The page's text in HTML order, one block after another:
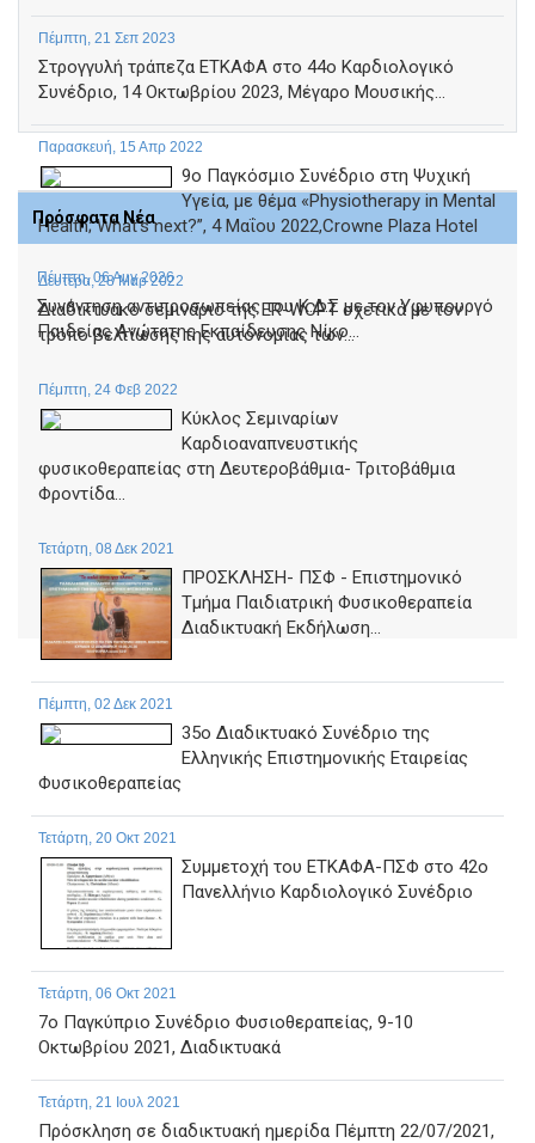
Πέμπτη, 21 Σεπ 2023
Στρογγυλή τράπεζα ΕΤΚΑΦΑ στο 44ο Καρδιολογικό
Συνέδριο, 14 Οκτωβρίου 2023, Μέγαρο Μουσικής...
Παρασκευή, 15 Απρ 2022
9ο Παγκόσμιο Συνέδριο στη Ψυχική
Υγεία, με θέμα «Physiotherapy in Mental
Health; What’s next?”, 4 Μαΐου 2022,Crowne Plaza Hotel
Δευτέρα, 28 Μαρ 2022
Διαδικτυακό σεμινάριο της ER-WCPT σχετικά με τον
τρόπο βελτίωσης της αυτονομίας των...
Πέμπτη, 24 Φεβ 2022
Κύκλος Σεμιναρίων
Καρδιοαναπνευστικής
φυσικοθεραπείας στη Δευτεροβάθμια- Τριτοβάθμια
Φροντίδα...
Τετάρτη, 08 Δεκ 2021
ΠΡΟΣΚΛΗΣΗ- ΠΣΦ - Επιστημονικό
Τμήμα Παιδιατρική Φυσικοθεραπεία
Διαδικτυακή Εκδήλωση...
Πέμπτη, 02 Δεκ 2021
35o Διαδικτυακό Συνέδριο της
Ελληνικής Επιστημονικής Εταιρείας
Φυσικοθεραπείας
Τετάρτη, 20 Οκτ 2021
Συμμετοχή του ΕΤΚΑΦΑ-ΠΣΦ στο 42ο
Πανελλήνιο Καρδιολογικό Συνέδριο
Τετάρτη, 06 Οκτ 2021
7ο Παγκύπριο Συνέδριο Φυσιοθεραπείας, 9-10
Οκτωβρίου 2021, Διαδικτυακά
Τετάρτη, 21 Ιουλ 2021
Πρόσκληση σε διαδικτυακή ημερίδα Πέμπτη 22/07/2021,
Πρόσφατα Νέα
Πέμπτη, 06 Αυγ 2026
Συνάντηση αντιπροσωπείας του Κ.Δ.Σ με τον Υφυπουργό
Παιδείας Ανώτατης Εκπαίδευσης Νίκο...